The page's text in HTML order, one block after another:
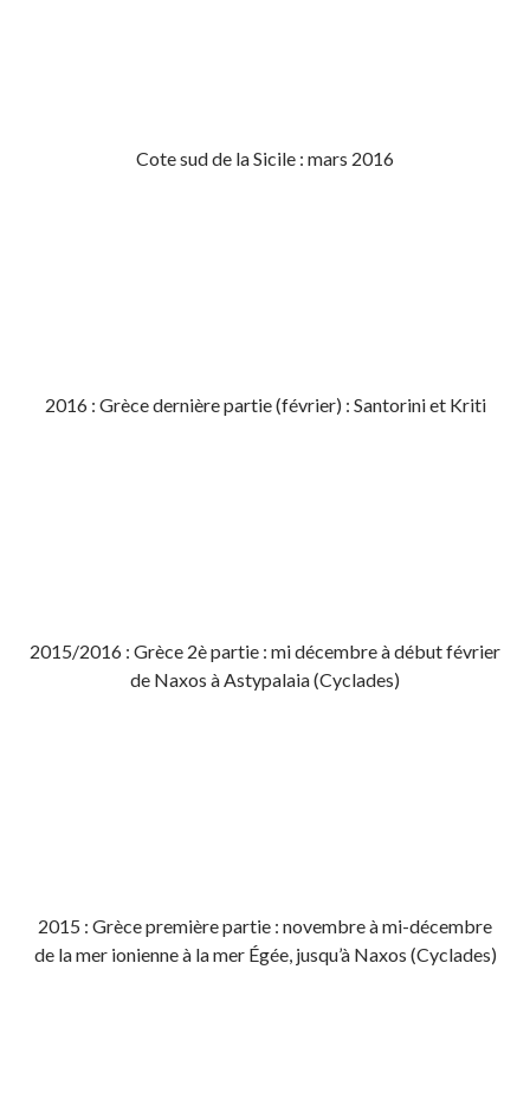
Cote sud de la Sicile : mars 2016
2016 : Grèce dernière partie (février) : Santorini et Kriti
2015/2016 : Grèce 2è partie : mi décembre à début février
de Naxos à Astypalaia (Cyclades)
2015 : Grèce première partie : novembre à mi-décembre
de la mer ionienne à la mer Égée, jusqu’à Naxos (Cyclades)